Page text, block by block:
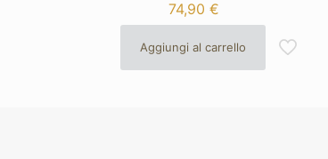
74,90€
Aggiungi al carrello